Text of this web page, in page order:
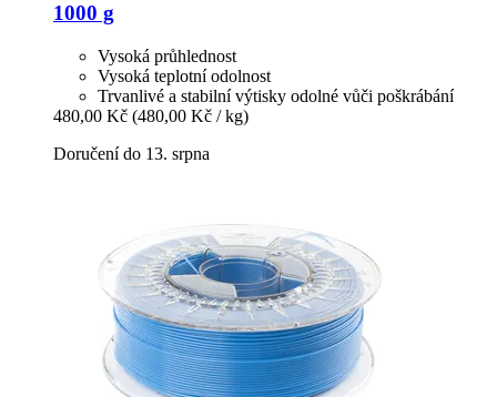
1000 g
Vysoká průhlednost
Vysoká teplotní odolnost
Trvanlivé a stabilní výtisky odolné vůči poškrábání
480,00 Kč (480,00 Kč / kg)
Doručení do 13. srpna